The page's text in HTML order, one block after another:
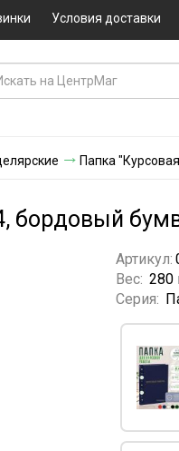
Условия доставки
Папка
бордовый
Артикул:
Вес: 280
Серия: